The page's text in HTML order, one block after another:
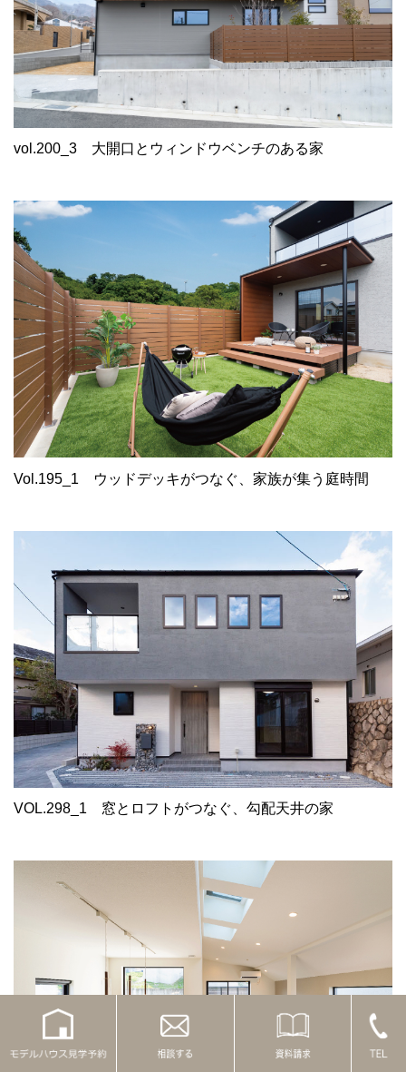
vol.200_3 大開口とウィンドウベンチのある家
Vol.195_1 ウッドデッキがつなぐ、家族が集う庭時間
VOL.298_1 窓とロフトがつなぐ、勾配天井の家